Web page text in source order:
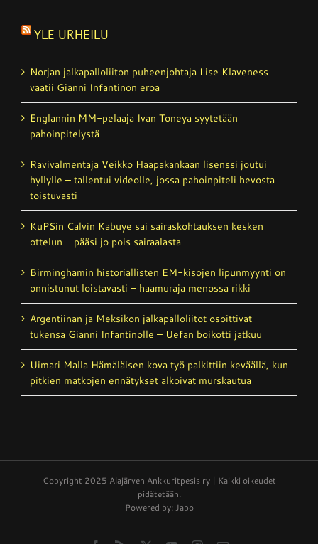
YLE URHEILU
Norjan jalkapalloliiton puheenjohtaja Lise Klaveness
vaatii Gianni Infantinon eroa
Englannin MM-pelaaja Ivan Toneya syytetään
pahoinpitelystä
Ravivalmentaja Veikko Haapakankaan lisenssi joutui
hyllylle – tallentui videolle, jossa pahoinpiteli hevosta
toistuvasti
KuPSin Calvin Kabuye sai sairaskohtauksen kesken
ottelun – pääsi jo pois sairaalasta
Birminghamin historiallisten EM-kisojen lipunmyynti on
onnistunut loistavasti – haamuraja menossa rikki
Argentiinan ja Meksikon jalkapalloliitot osoittivat
tukensa Gianni Infantinolle – Uefan boikotti jatkuu
Uimari Malla Hämäläisen kova työ palkittiin keväällä, kun
pitkien matkojen ennätykset alkoivat murskautua
Copyright 2025 Alajärven Ankkuritpesis ry | Kaikki oikeudet
pidätetään.
Powered by: Japo